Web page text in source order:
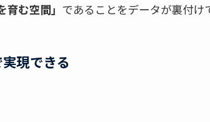
む空間」 であることをデータが裏付け
現できる